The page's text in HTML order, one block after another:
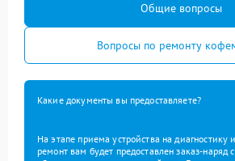
Общие вопросы
Вопросы по ремонту
Какие документы вы предоставляете?
На этапе приема устройства на
ремонт вам будет предоставлен заказ-наряд